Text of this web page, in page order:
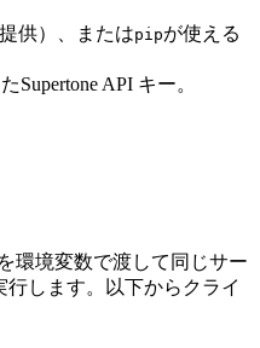
供）、またはpipが使える
Supertone API キー。
環境変数で渡して同じサー
行します。以下からクライ